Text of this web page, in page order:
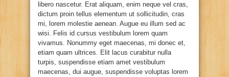
libero nascetur. Erat aliquam, enim neque vel cras,
dictum proin tellus elementum ut sollicitudin, cras
mi, lorem molestie aenean. Augue eu illum sed ac
wisi. Felis id cursus vestibulum lorem quam
vivamus. Nonummy eget maecenas, mi donec et,
etiam quam ultrices. Elit lacus curabitur nulla
turpis, suspendisse etiam amet vestibulum
maecenas, dui augue, suspendisse voluptas lorem